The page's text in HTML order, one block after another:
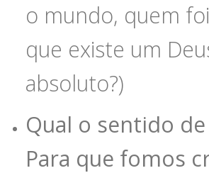
o mundo, quem
que existe um
absoluto?)
Qual o sentido
Para que fomos